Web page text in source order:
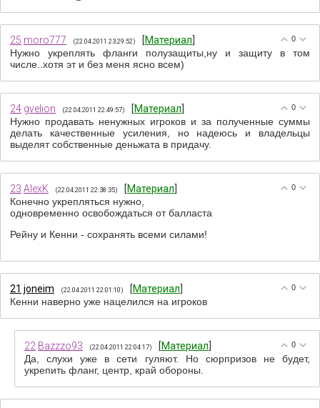
0
25 moro777 (22.04.2011 23:29:52) [Материал
Нужно укреплять фланги полузащиты,ну и защиту в том
числе..хотя эт и без меня ясно всем)
0
24 gvelion (22.04.2011 22:49:57) [Материал
Нужно продавать ненужных игроков и за полученные суммы
делать качественные усиления, но надеюсь и владельцы
выделят собственные деньжата в придачу.
0
23 AlexK (22.04.2011 22:38:35) [Материал
Конечно укрепляться нужно,
одновременно освобождаться от балласта
Рейну и Кенни - сохранять всеми силами!
0
21 joneim (22.04.2011 22:01:10) [Материал
Кенни наверно уже нацелился на игроков
0
22 Bazzzo93 (22.04.2011 22:04:17) [Материал
Да, слухи уже в сети гуляют. Но сюрпризов не будет,
укрепить фланг, центр, край обороны.